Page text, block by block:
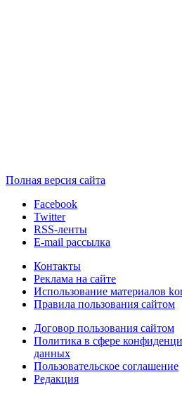
Полная версия сайта
Facebook
Twitter
RSS-ленты
E-mail рассылка
Контакты
Реклама на сайте
Использование материалов
Правила пользования сайтом
Договор пользования сайтом
Политика в сфере
данных
Пользовательское соглашение
Редакция